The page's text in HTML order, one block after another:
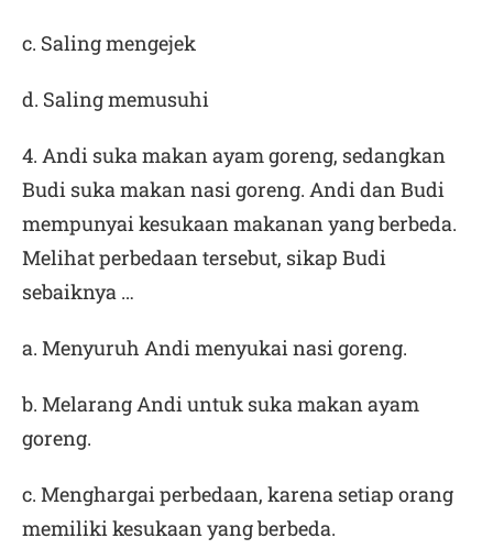
c. Saling mengejek
d. Saling memusuhi
4. Andi suka makan ayam goreng, sedangkan
Budi suka makan nasi goreng. Andi dan Budi
mempunyai kesukaan makanan yang berbeda.
Melihat perbedaan tersebut, sikap Budi
sebaiknya …
a. Menyuruh Andi menyukai nasi goreng.
b. Melarang Andi untuk suka makan ayam
goreng.
c. Menghargai perbedaan, karena setiap orang
memiliki kesukaan yang berbeda.